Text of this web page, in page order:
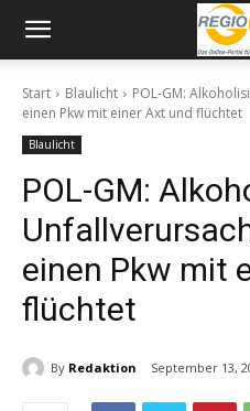
Start Blaulicht
POL-GM:
einen Pkw mit einer Axt und flüchtet
Blaulicht
POL-GM:
einen Pkw mit
flüchtet
By Redaktion September 13,